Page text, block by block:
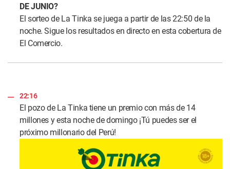
DE JUNIO?
El sorteo de La Tinka se juega a partir de las 22:50 de la
noche. Sigue los resultados en directo en esta cobertura de
El Comercio.
22:16
El pozo de La Tinka tiene un premio con más de 14
millones y esta noche de domingo ¡Tú puedes ser el
próximo millonario del Perú!